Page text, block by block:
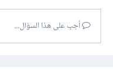
أجب على هذا السؤال...